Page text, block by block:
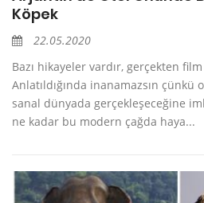
Köpek
22.05.2020
Bazı hikayeler vardır, gerçekten
Anlatıldığında inanamazsın çünkü
sanal dünyada gerçekleşeceğine
ne kadar bu modern çağda haya...